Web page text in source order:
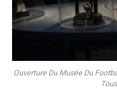
Ouverture Du Musée Du